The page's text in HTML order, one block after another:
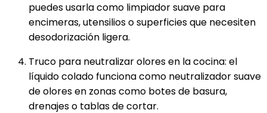
puedes usarla como limpiador suave para
encimeras, utensilios o superficies que necesiten
desodorización ligera.
Truco para neutralizar olores en la cocina: el
líquido colado funciona como neutralizador suave
de olores en zonas como botes de basura,
drenajes o tablas de cortar.